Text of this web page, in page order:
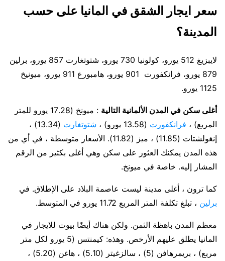
سعر ايجار الشقق في المانيا على حسب
المدينة؟
لايبزيغ 512 يورو، كولونيا 730 يورو، شتوتغارت 857 يورو، برلين
879 يورو، فرانكفورت 901 يورو، هامبورغ 911 يورو، ميونيخ
1125 يورو.
أغلى سكن في المدن الألمانية التالية
: ميونخ (17.28 يورو للمتر
المربع) ، فرانكفورت (13.58 يورو) ، شتوتغارت
(13.34) ،
إنغولشتات (11.85) ، ميز (11.82). الأسعار متوسطة ، في أي من
هذه المدن يمكنك العثور على سكن وهي أغلى بكثير من الرقم
المشار إليه. خاصة في ميونخ.
كما ترون ، أغلى مدينة ليست عاصمة البلاد على الإطلاق. في
برلين ، تبلغ تكلفة المتر المربع 11.72 يورو في المتوسط.
معظم المدن باهظة الثمن. ولكن هناك أيضًا بيوت للايجار في
المانيا يطلق عليهم الأرخص. وهذه: كيمنتس (5 يورو لكل متر
مربع) ، بريمرهافن (5) ، سالزغيتر (5.10) ، هاغن (5.20) ،